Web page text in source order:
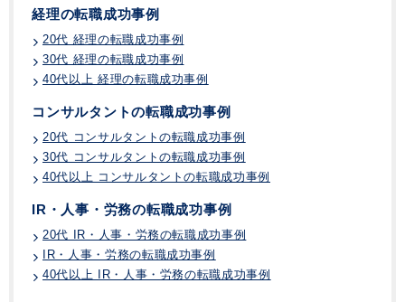
経理の転職成功事例
20代 経理の転職成功事例
30代 経理の転職成功事例
40代以上 経理の転職成功事例
コンサルタントの転職成功事例
20代 コンサルタントの転職成功事例
30代 コンサルタントの転職成功事例
40代以上 コンサルタントの転職成功事例
IR・人事・労務の転職成功事例
20代 IR・人事・労務の転職成功事例
IR・人事・労務の転職成功事例
40代以上 IR・人事・労務の転職成功事例